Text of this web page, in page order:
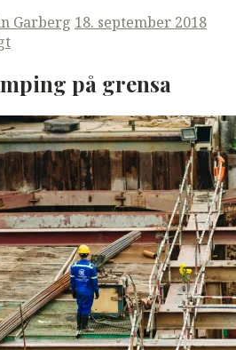
Garberg 18. september 2018
på grensa